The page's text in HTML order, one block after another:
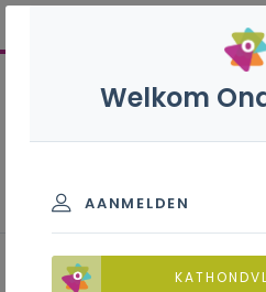
Achtergrond
Welkom
AANMELDEN